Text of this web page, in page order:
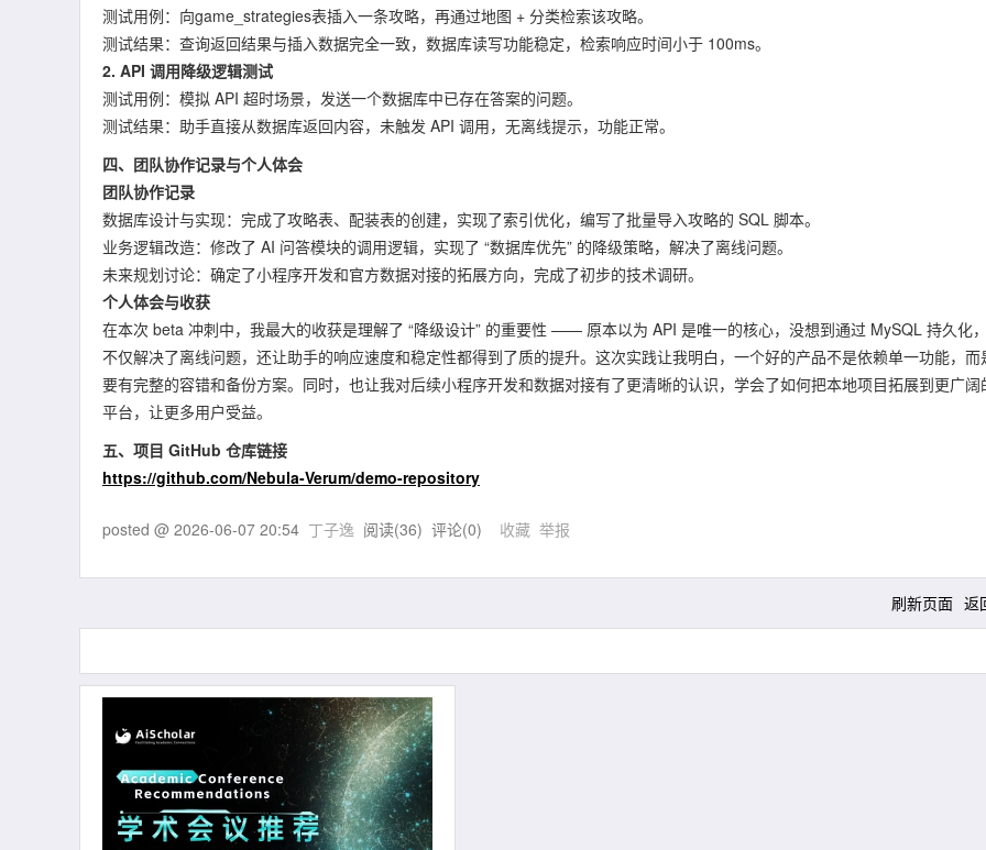
测试用例：向game_strategies表插入一条攻略，再通过地图 + 分类检索该攻略。
测试结果：查询返回结果与插入数据完全一致，数据库读写功能稳定，检索响应时间小于 100ms。
2. API 调用降级逻辑测试
测试用例：模拟 API 超时场景，发送一个数据库中已存在答案的问题。
测试结果：助手直接从数据库返回内容，未触发 API 调用，无离线提示，功能正常。
四、团队协作记录与个人体会
团队协作记录
数据库设计与实现：完成了攻略表、配装表的创建，实现了索引优化，编写了批量导入攻略的 SQL 脚本。
业务逻辑改造：修改了 AI 问答模块的调用逻辑，实现了 “数据库优先” 的降级策略，解决了离线问题。
未来规划讨论：确定了小程序开发和官方数据对接的拓展方向，完成了初步的技术调研。
个人体会与收获
在本次 beta 冲刺中，我最大的收获是理解了 “降级设计” 的重要性 —— 原本以为 API 是唯一的核心，没想到通过 MySQL 持久化
不仅解决了离线问题，还让助手的响应速度和稳定性都得到了质的提升。这次实践让我明白，一个好的产品不是依赖单一功能，而
要有完整的容错和备份方案。同时，也让我对后续小程序开发和数据对接有了更清晰的认识，学会了如何把本地项目拓展到更广阔
平台，让更多用户受益。
五、项目 GitHub 仓库链接
https://github.com/Nebula-Verum/demo-repository
posted @ 2026-06-07 20:54 丁子逸 阅读(36) 评论(0) 收藏 举报
刷新页面 返